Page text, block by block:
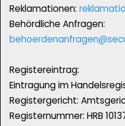
Reklamationen:
Behördliche Anfragen:
Registereintrag:
Eintragung im
Registergericht:
Registernummer: HRB